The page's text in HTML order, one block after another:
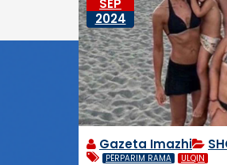
SEP
2024
Gazeta Imazhi
PËRPARIM RAMA ULQIN